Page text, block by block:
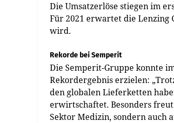
Die Umsatzerlöse stiegen im
Für 2021 erwartet die Lenzing
wird.
Rekorde bei Semperit
Die Semperit-Gruppe konnte
Rekordergebnis erzielen:
den globalen Lieferketten
erwirtschaftet. Besonders
Sektor Medizin, sondern auch